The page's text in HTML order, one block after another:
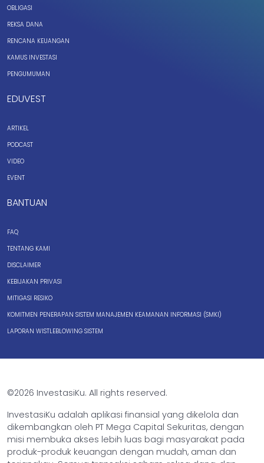
OBLIGASI
REKSA DANA
RENCANA KEUANGAN
KAMUS INVESTASI
PENGUMUMAN
EDUVEST
ARTIKEL
PODCAST
VIDEO
EVENT
BANTUAN
FAQ
TENTANG KAMI
DISCLAIMER
KEBIJAKAN PRIVASI
MITIGASI RESIKO
KOMITMEN PENERAPAN SISTEM MANAJEMEN KEAMANAN INFORMASI (SMKI)
LAPORAN WISTLEBLOWING SISTEM
©2026 InvestasiKu. All rights reserved.
InvestasiKu adalah aplikasi finansial yang dikelola dan
dikembangkan oleh PT Mega Capital Sekuritas, dengan
misi membuka akses lebih luas bagi masyarakat pada
produk-produk keuangan dengan mudah, aman dan